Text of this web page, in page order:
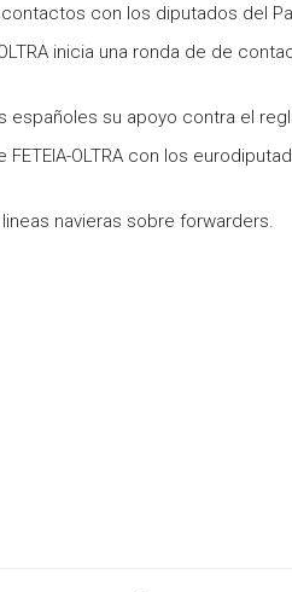
contactos con los diputados del
OLTRA inicia una ronda de de
españoles su apoyo contra el
OLTRA con los
navieras sobre forwarders.